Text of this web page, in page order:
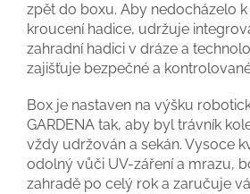
zpět do boxu. Aby nedocházelo
kroucení hadice, udržuje
zahradní hadici v dráze a
zajišťuje bezpečné a
Box je nastaven na výšku
GARDENA tak, aby byl trávník
vždy udržován a sekán. Vysoce
odolný vůči UV-záření a mrazu,
zahradě po celý rok a zaručuje